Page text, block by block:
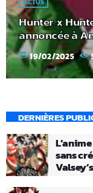
ACTUS
Hunter x
annoncée à
today 19/02/2025
DERNIÈRES
sans